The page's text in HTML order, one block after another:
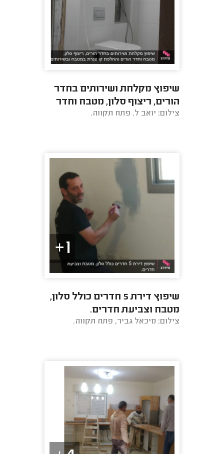
שיפוץ מקלחת ושירותים בחדר
הורים, ריצוף סלון, מטבח וחדר
הורים והחלפת קו צנרת במטבח
צילום: יואב ל. פתח תקווה.
1+
שיפוץ דירת 5 חדרים כולל סלון,
מטבח וצביעת חדרים.
צילום: מיכאל גביר, פתח תקווה.